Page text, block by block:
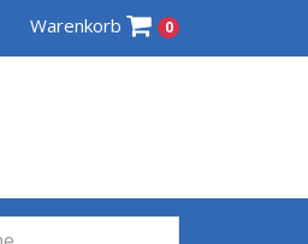
Warenkorb 0